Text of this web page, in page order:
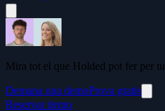
Mira tot el que Holded pot fer per tu
Demana una demoProva gratis
Reservar demo